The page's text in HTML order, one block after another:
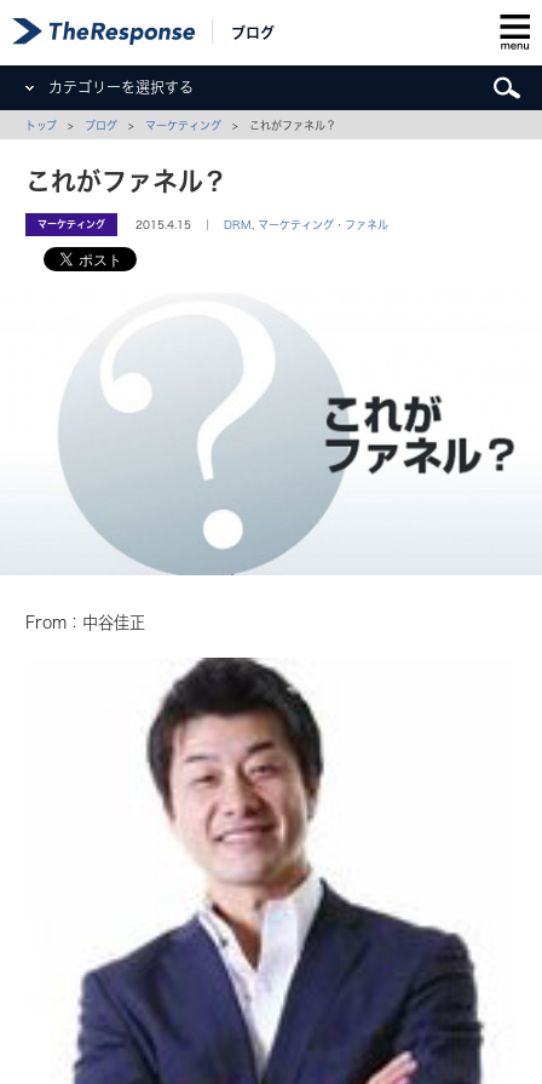
ブログ
カテゴリーを選択する
トップ > ブログ > マーケティング > これがファネル？
これがファネル？
マーケティング 2015.4.15 ｜ DRM マーケティング・ファネル
From：中谷佳正